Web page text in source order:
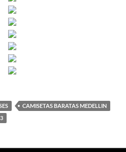
CAMISETAS BARATAS MEDELLIN